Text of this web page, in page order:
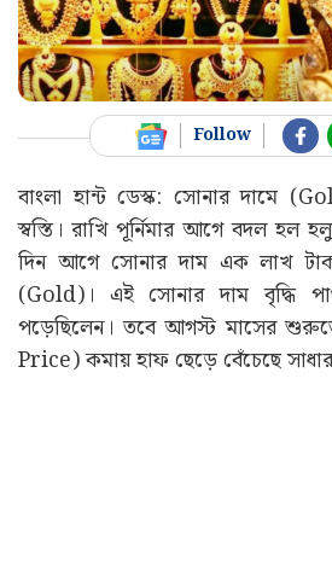
Follow
বাংলা হান্ট ডেস্ক: সোনার দামে
স্বস্তি। রাখি পূর্নিমার আগে বদল হল
দিন আগে সোনার দাম এক লাখ
(Gold)। এই সোনার দাম বৃদ্ধি
পড়েছিলেন। তবে আগস্ট মাসের
Price) কমায় হাফ ছেড়ে বেঁচেছে